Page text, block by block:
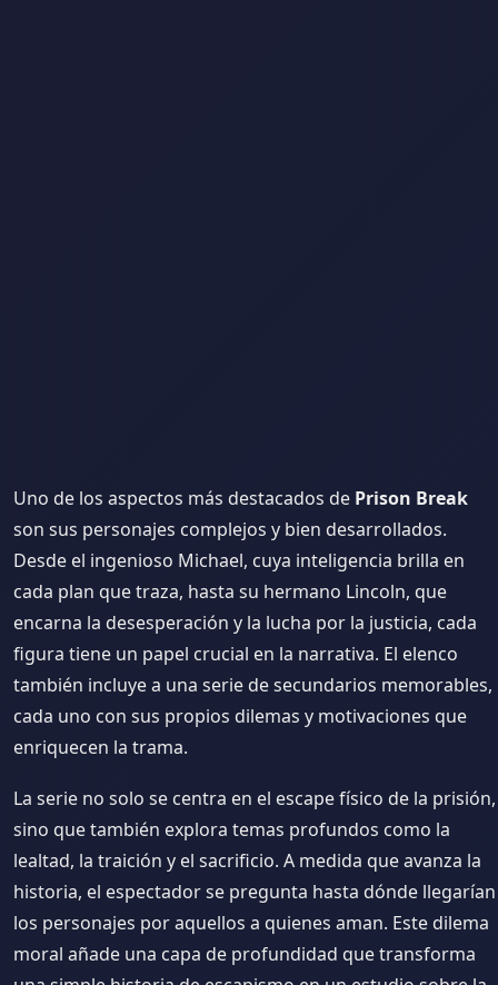
Uno de los aspectos más destacados de Prison Break
son sus personajes complejos y bien desarrollados.
Desde el ingenioso Michael, cuya inteligencia brilla en
cada plan que traza, hasta su hermano Lincoln, que
encarna la desesperación y la lucha por la justicia, cada
figura tiene un papel crucial en la narrativa. El elenco
también incluye a una serie de secundarios memorables,
cada uno con sus propios dilemas y motivaciones que
enriquecen la trama.
La serie no solo se centra en el escape físico de la prisión,
sino que también explora temas profundos como la
lealtad, la traición y el sacrificio. A medida que avanza la
historia, el espectador se pregunta hasta dónde llegarían
los personajes por aquellos a quienes aman. Este dilema
moral añade una capa de profundidad que transforma